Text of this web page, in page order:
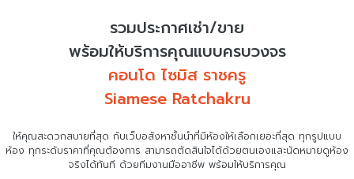
รวมประกาศเช่า/ขาย
พร้อมให้บริการคุณแบบครบวงจร
คอนโด ไซมิส ราชครู
Siamese Ratchakru
ให้คุณสะดวกสบายที่สุด กับเว็บอสังหาชั้นนำที่มีห้องให้เลือกเยอะที่สุด ทุกรูปแบบ
ห้อง ทุกระดับราคาที่คุณต้องการ สามารถตัดสินใจได้ด้วยตนเองและนัดหมายดูห้อง
จริงได้ทันที ด้วยทีมงานมืออาชีพ พร้อมให้บริการคุณ